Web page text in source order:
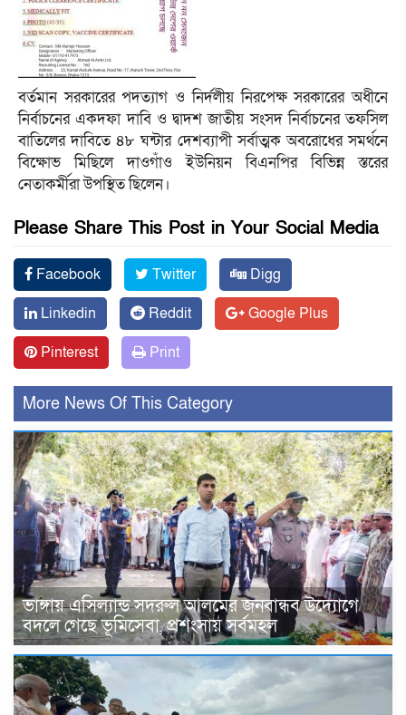
বর্তমান সরকারের পদত্যাগ ও নির্দলীয় নিরপেক্ষ সরকারের অধীনে
নির্বাচনের একদফা দাবি ও দ্বাদশ জাতীয় সংসদ নির্বাচনের তফসিল
বাতিলের দাবিতে ৪৮ ঘন্টার দেশব্যাপী সর্বাত্মক অবরোধের সমর্থনে
বিক্ষোভ মিছিলে দাওগাঁও ইউনিয়ন বিএনপির বিভিন্ন স্তরের
নেতাকর্মীরা উপস্থিত ছিলেন।
Please Share This Post in Your Social Media
Facebook Twitter
Digg
Linkedin
Reddit
Google Plus
Pinterest
Print
More News Of This Category
ভাঙ্গায় এসিল্যান্ড সদরুল আলমের জনবান্ধব উদ্যোগে
বদলে গেছে ভূমিসেবা, প্রশংসায় সর্বমহল